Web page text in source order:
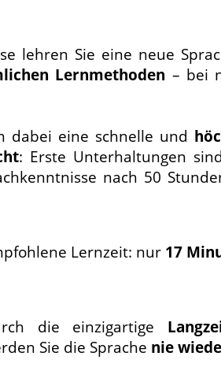
lehren Sie eine neue
Lernmethoden – bei
dabei eine schnelle und
: Erste Unterhaltungen
nach 50
Lernzeit: nur 17
die einzigartige
Sie die Sprache nie